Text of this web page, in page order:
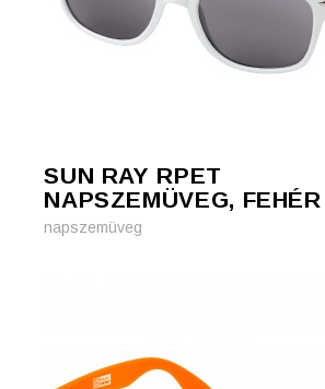
SUN RAY RPET
NAPSZEMÜVEG, FEHÉR
napszemüveg